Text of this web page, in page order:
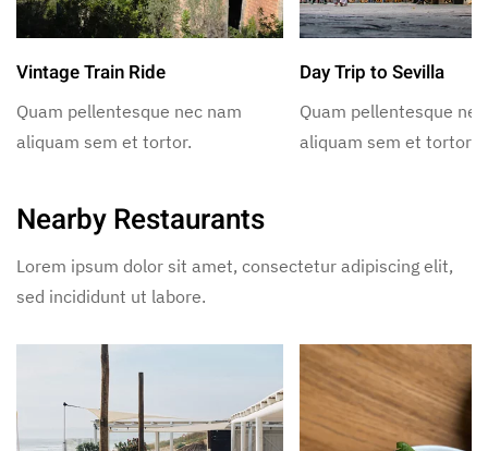
Vintage Train Ride
Quam pellentesque nec nam
aliquam sem et tortor.
Day Trip to Sevilla
Quam pellentesque
aliquam sem et tortor.
Nearby Restaurants
Lorem ipsum dolor sit amet, consectetur adipiscing elit,
sed incididunt ut labore.